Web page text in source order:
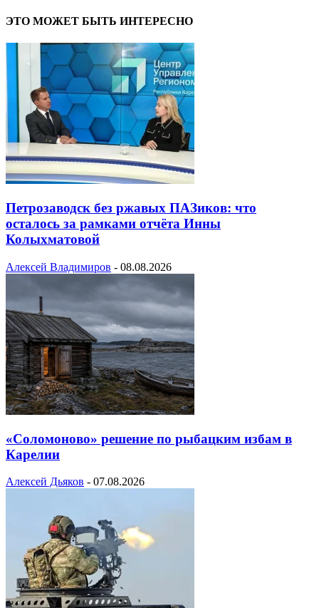
ЭТО МОЖЕТ БЫТЬ ИНТЕРЕСНО
Петрозаводск без ржавых ПАЗиков: что
осталось за рамками отчёта Инны
Колыхматовой
Алексей Владимиров - 08.08.2026
«Соломоново» решение по рыбацким избам в
Карелии
Алексей Дьяков - 07.08.2026